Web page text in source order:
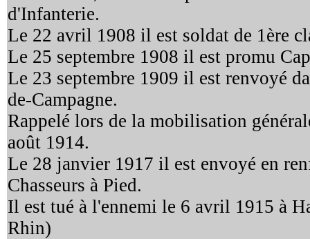
d'Infanterie.
Le 22 avril 1908 il est soldat de 1ère
Le 25 septembre 1908 il est promu
Le 23 septembre 1909 il est renvoyé
de-Campagne.
Rappelé lors de la mobilisation
août 1914.
Le 28 janvier 1917 il est envoyé en
Chasseurs à Pied.
Il est tué à l'ennemi le 6 avril 1915 à
Rhin)